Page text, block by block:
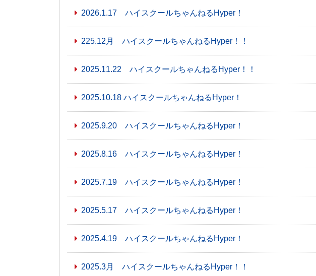
2026.1.17 ハイスクールちゃんねるHyper！
225.12月 ハイスクールちゃんねるHyper！！
2025.11.22 ハイスクールちゃんねるHyper！！
2025.10.18 ハイスクールちゃんねるHyper！
2025.9.20 ハイスクールちゃんねるHyper！
2025.8.16 ハイスクールちゃんねるHyper！
2025.7.19 ハイスクールちゃんねるHyper！
2025.5.17 ハイスクールちゃんねるHyper！
2025.4.19 ハイスクールちゃんねるHyper！
2025.3月 ハイスクールちゃんねるHyper！！